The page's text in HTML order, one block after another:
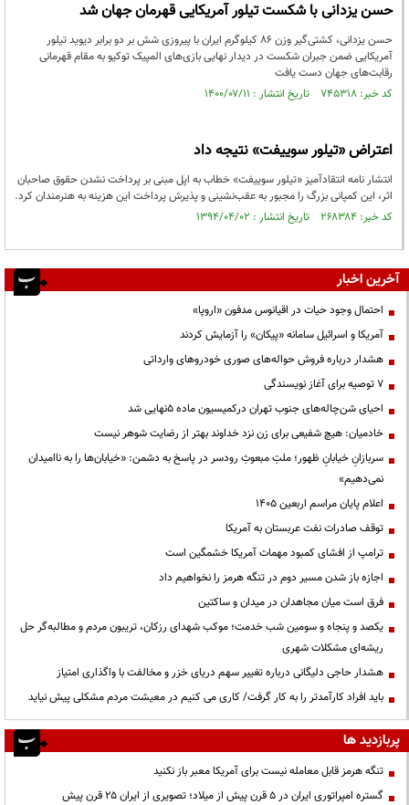
حسن یزدانی با شکست تیلور آمریکایی قهرمان جهان شد
حسن یزدانی، کشتی‌گیر وزن ۸۶ کیلوگرم ایران با پیروزی شش بر دو برابر دیوید تیلور
آمریکایی ضمن جبران شکست در دیدار نهایی بازی‌های المپیک توکیو به مقام قهرمانی
رقابت‌های جهان دست یافت
کد خبر: ۷۴۵۳۱۸ تاریخ انتشار : ۱۴۰۰/۰۷/۱۱
اعتراض «تیلور سوییفت» نتیجه داد
انتشار نامه انتقادآمیز «تیلور سوییفت» خطاب به اپل مبنی بر پرداخت نشدن حقوق صاحبان
اثر، این کمپانی بزرگ را مجبور به عقب‌نشینی و پذیرش پرداخت این هزینه به هنرمندان کرد.
کد خبر: ۲۶۸۳۸۴ تاریخ انتشار : ۱۳۹۴/۰۴/۰۲
آخرین اخبار
احتمال وجود حیات در اقیانوس مدفون «اروپا»
آمریکا و اسرائیل سامانه «پیکان» را آزمایش کردند
هشدار درباره فروش حواله‌های صوری خودروهای وارداتی
۷ توصیه برای آغاز نویسندگی
احیای شن‌چاله‌های جنوب تهران درکمیسیون ماده ۵نهایی شد
خادمیان: هیچ شفیعی برای زن نزد خداوند بهتر از رضایت شوهر نیست
سربازانِ خیابانِ ظهور؛ ملتِ مبعوثِ رودسر در پاسخ به دشمن: «خیابان‌ها را به ناامیدان
نمی‌دهیم»
اعلام پایان مراسم اربعین ۱۴۰۵
توقف صادرات نفت عربستان به آمریکا
ترامپ از افشای کمبود مهمات آمریکا خشمگین است
اجازه باز شدن مسیر دوم در تنگه هرمز را نخواهیم داد
فرق است میان مجاهدان در میدان و ساکتین
یکصد و پنجاه و سومین شب خدمت؛ موکب شهدای رزکان، تریبون مردم و مطالبه‌گر حل
ریشه‌ای مشکلات شهری
هشدار حاجی دلیگانی درباره تغییر سهم دریای خزر و مخالفت با واگذاری امتیاز
باید افراد کارآمدتر را به کار گرفت/ کاری می کنیم در معیشت مردم مشکلی پیش نیاید
پربازدید ها
تنگه هرمز قابل معامله نیست برای آمریکا معبر باز نکنید
گستره امپراتوری ایران در ۵ قرن پیش از میلاد؛ تصویری از ایران ۲۵ قرن پیش